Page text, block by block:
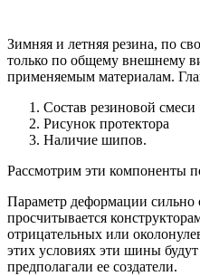
Зимняя и летняя резина, по
только по общему внешнему
применяемым материалам.
Состав резиновой смеси
Рисунок протектора
Наличие шипов.
Рассмотрим эти компоненты
Параметр деформации сильно
просчитывается
отрицательных или
этих условиях эти шины
предполагали ее создатели.